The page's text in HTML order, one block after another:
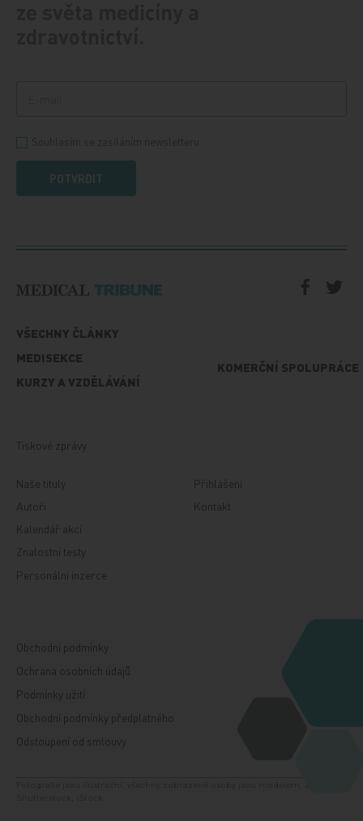
POTVRDIT
VŠECHNY ČLÁNKY
MEDISEKCE
KURZY A VZDĚLÁVÁNÍ
KOMERČNÍ SPOLUPRÁCE
Tiskové zprávy
Naše tituly
Autoři
Kalendář akcí
Znalostní testy
Personální inzerce
Přihlášení
Kontakt
Obchodní podmínky
Ochrana osobních údajů
Podmínky užití
Obchodní podmínky předplatného
Odstoupení od smlouvy